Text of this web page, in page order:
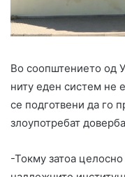
Во соопштението од
ниту еден систем не
се подготвени да го
злоупотребат
-Токму затоа